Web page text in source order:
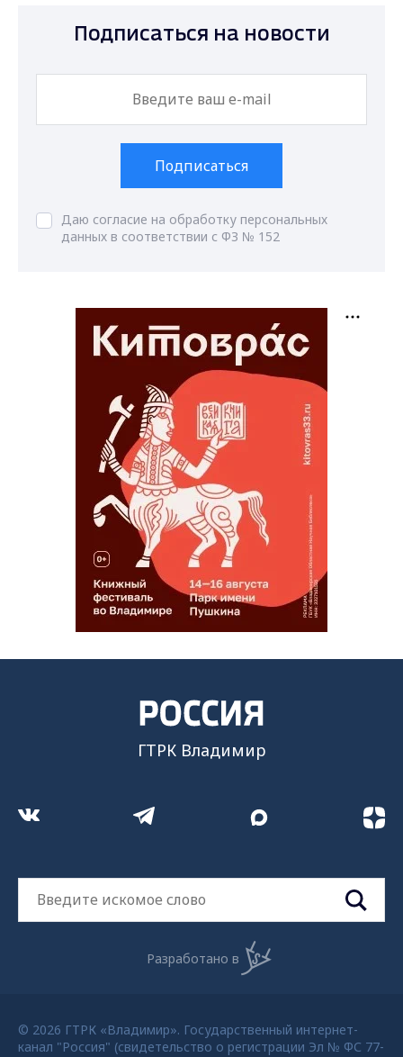
Подписаться на новости
Подписаться
Даю согласие на обработку персональных
данных в соответствии с ФЗ № 152
ГТРК Владимир
Разработано в
© 2026 ГТРК «Владимир». Государственный интернет-
канал "Россия" (свидетельство о регистрации Эл № ФС 77-